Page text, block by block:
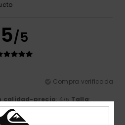
5/5
Compra verificada
calidad-precio: 4/5 Talla:
: 3/5